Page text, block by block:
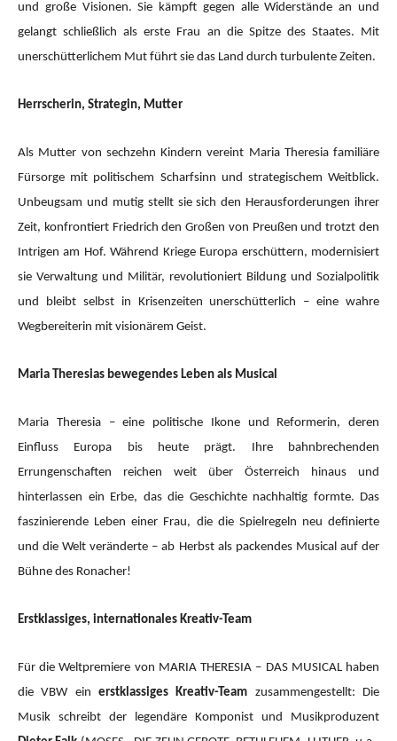
und große Visionen. Sie kämpft gegen alle Widerstände an und
gelangt schließlich als erste Frau an die Spitze des Staates. Mit
unerschütterlichem Mut führt sie das Land durch turbulente Zeiten.
Herrscherin, Strategin, Mutter
Als Mutter von sechzehn Kindern vereint Maria Theresia familiäre
Fürsorge mit politischem Scharfsinn und strategischem Weitblick.
Unbeugsam und mutig stellt sie sich den Herausforderungen ihrer
Zeit, konfrontiert Friedrich den Großen von Preußen und trotzt den
Intrigen am Hof. Während Kriege Europa erschüttern, modernisiert
sie Verwaltung und Militär, revolutioniert Bildung und Sozialpolitik
und bleibt selbst in Krisenzeiten unerschütterlich – eine wahre
Wegbereiterin mit visionärem Geist.
Maria Theresias bewegendes Leben als Musical
Maria Theresia – eine politische Ikone und Reformerin, deren
Einfluss Europa bis heute prägt. Ihre bahnbrechenden
Errungenschaften reichen weit über Österreich hinaus und
hinterlassen ein Erbe, das die Geschichte nachhaltig formte. Das
faszinierende Leben einer Frau, die die Spielregeln neu definierte
und die Welt veränderte – ab Herbst als packendes Musical auf der
Bühne des Ronacher!
Erstklassiges, internationales Kreativ-Team
Für die Weltpremiere von MARIA THERESIA – DAS MUSICAL haben
die VBW ein erstklassiges Kreativ-Team zusammengestellt: Die
Musik schreibt der legendäre Komponist und Musikproduzent